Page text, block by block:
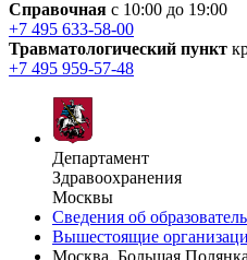
Справочная с 10:00 до 19:00
+7 495 633-58-00
Травматологический пункт
+7 495 959-57-48
Департамент
Здравоохранения
Москвы
Сведения об
Вышестоящие
Москва, Большая